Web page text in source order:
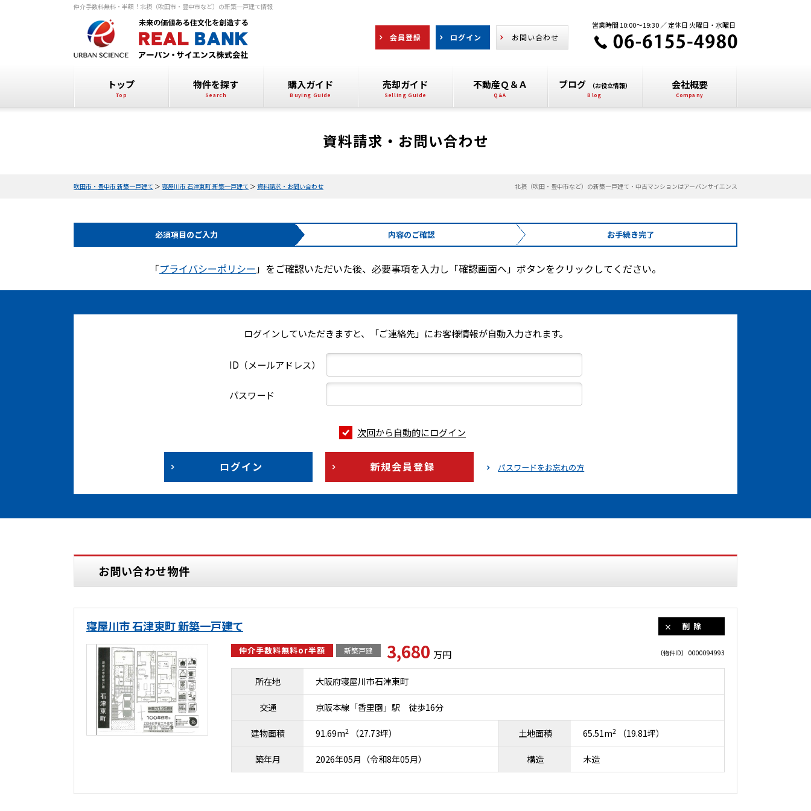
仲介手数料無料・半額！北摂（吹田市・豊中市など）の新築一戸建て情報
会員登録 ログイン お問い合わせ
営業時間 10:00～19:30 ／ 定休日 火曜日・水曜日
トップ 物件を探す 購入ガイド 売却ガイド 不動産Ｑ＆Ａ ブログ （お役立情報） 会社概要
資料請求・お問い合わせ
吹田市・豊中市 新築一戸建て ＞ 寝屋川市 石津東町 新築一戸建て ＞ 資料請求・お問い合わせ 北摂（吹田・豊中市など）の新築一戸建て・中古マンションはアーバンサイエンス
必須項目のご入力 内容のご確認 お手続き完了
「プライバシーポリシー」をご確認いただいた後、必要事項を入力し「確認画面へ」ボタンをクリックしてください。
ログインしていただきますと、「ご連絡先」にお客様情報が自動入力されます。
ID（メールアドレス）
パスワード
次回から自動的にログイン
ログイン 新規会員登録 パスワードをお忘れの方
お問い合わせ物件
寝屋川市 石津東町 新築一戸建て 削除
〔物件ID〕 0000094993
仲介手数料無料or半額 新築戸建 3,680 万円
所在地 大阪府寝屋川市石津東町
交通 京阪本線「香里園」駅 徒歩16分
建物面積 91.69m2 （27.73坪） 土地面積 65.51m2 （19.81坪）
築年月 2026年05月（令和8年05月） 構造 木造